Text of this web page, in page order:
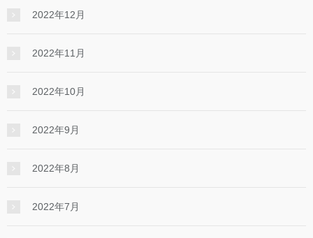
2022年12月
2022年11月
2022年10月
2022年9月
2022年8月
2022年7月